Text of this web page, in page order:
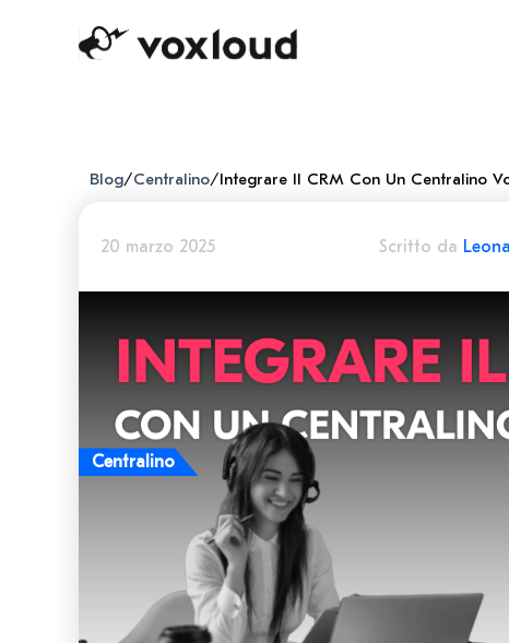
Blog/Centralino/Integrare Il CRM Con Un Centralino
20 marzo 2025 Scritto da
Centralino